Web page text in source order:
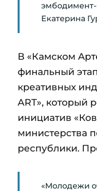
эмбодимент-
Екатерина
В «Камском
финальный
креативных
ART», который
инициатив
министерства
республики.
«Молодежи